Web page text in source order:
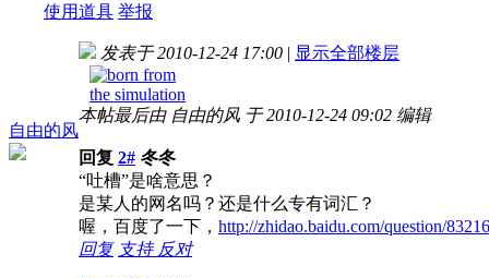
使用道具 举报
自由的风
发表于 2010-12-24 17:00 | 显示全部楼层
本帖最后由 自由的风 于 2010-12-24 09:02 编辑
回复 2# 冬冬
“吐槽”是啥意思？
是某人的网名吗？还是什么专有词汇？
喔，百度了一下， http://zhidao.baidu.com/question/
回复 支持 反对